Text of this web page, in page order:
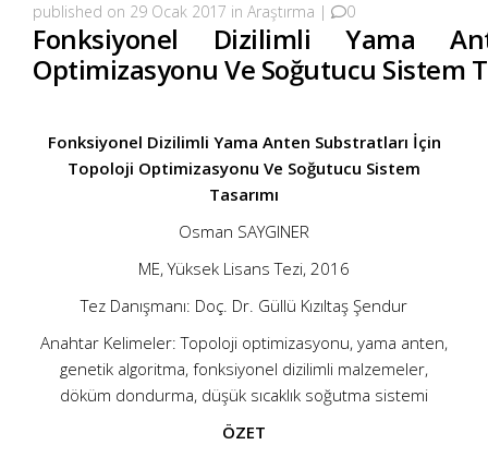
published on 29 Ocak 2017 in Araştırma | 0
Fonksiyonel Dizilimli Yama
Optimizasyonu Ve Soğutucu Sistem
Fonksiyonel Dizilimli Yama Anten Substratları İçin
Topoloji Optimizasyonu Ve Soğutucu Sistem
Tasarımı
Osman SAYGINER
ME, Yüksek Lisans Tezi, 2016
Tez Danışmanı: Doç. Dr. Güllü Kızıltaş Şendur
Anahtar Kelimeler: Topoloji optimizasyonu, yama anten,
genetik algoritma, fonksiyonel dizilimli malzemeler,
döküm dondurma, düşük sıcaklık soğutma sistemi
ÖZET